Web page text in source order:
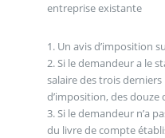
entreprise existante
1. Un avis d’imposition
2. Si le demandeur a le
salaire des trois derniers
d’imposition, des douze
3. Si le demandeur n’a
du livre de compte